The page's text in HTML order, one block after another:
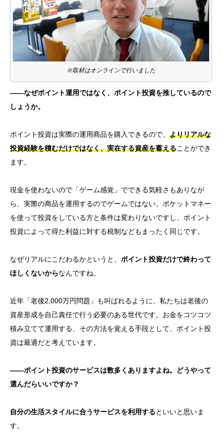
※取材はオンラインで行いました
——なぜポイント運用ではなく、ポイント投資を推しているので
しょうか。
ポイント投資は実際の運用商品を購入できるので、 よりリアルな
投資経験を積むだけではなく、実在する資産を蓄えることができ
ます。
現金を使わないので「ゲーム感覚」でできる気軽さもありなが
ら、実際の商品を運用するのでゲームではない。ポケットマネー
を使って投資をしている方と条件は変わりないですし、 ポイント
投資によって得た利益に対する税制などもまったく同じです。
なぜリアルにこだわるかというと、 ポイント投資だけで終わって
ほしくないからなんですね。
近年「老後2,000万円問題」も叫ばれるように、私たちは老後の
資産形成を自己責任で行う必要のある世代です。お金をコツコツ
積み立てて運用する、その方法を覚える手段として、ポイント投
資は最適だと考えています。
——ポイント投資のサービスは数多くありますよね。どうやって
選んだらいいですか？
自分の生活スタイルに合うサービスを利用するといいと思いま
す。